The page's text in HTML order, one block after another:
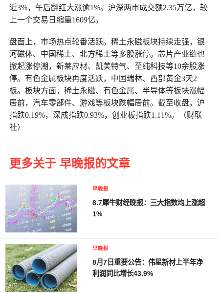
近3%，午后翻红大涨逾1%。沪深两市成交额2.35万亿，较
上一个交易日缩量1609亿。
盘面上，市场热点轮番活跃。稀土永磁板块持续走强，银
河磁体、中国稀土、北方稀土等多股涨停。芯片产业链也
掀起涨停潮，新莱应材、凯美特气、至纯科技等10余股涨
停。有色金属板块再度活跃，中国瑞林、西部黄金3天2
板。板块方面，稀土永磁、有色金属、半导体等板块涨幅
居前，汽车零部件、游戏等板块跌幅居前。截至收盘，沪
指跌0.19%，深成指跌0.93%，创业板指跌1.11%。（财联
社）
更多关于 早晚报的文章
早晚报
8.7犀牛财经晚报：三大指数均上涨超
1%
早晚报
8月7日重要公告：伟星新材上半年净
利润同比增长43.9%